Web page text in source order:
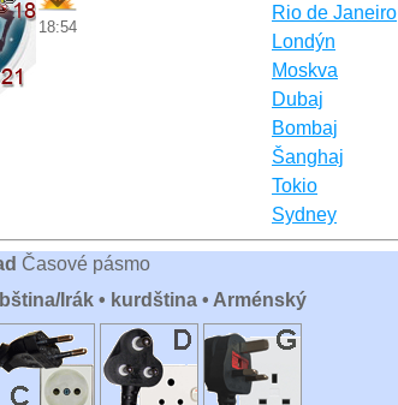
18:54
Rio de Janeiro
Londýn
Moskva
Dubaj
Bombaj
Šanghaj
Tokio
Sydney
Časové pásmo
Irák • kurdština • Arménský